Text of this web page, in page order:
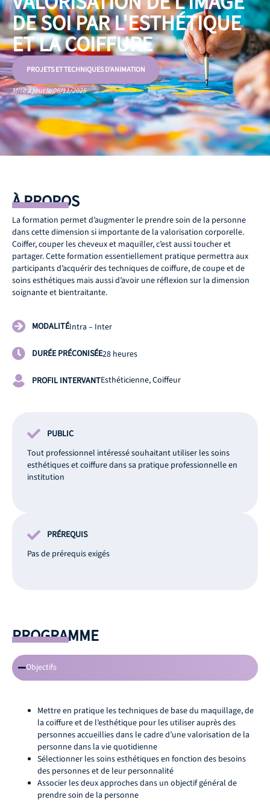
DE SOI PAR L'ESTHÉTIQUE
ET LA COIFFURE
PROJETS ET TECHNIQUES D'ANIMATION
Mise à jour le 06/11/2025
À PROPOS
La formation permet d’augmenter le prendre soin de la personne
dans cette dimension si importante de la valorisation corporelle.
Coiffer, couper les cheveux et maquiller, c’est aussi toucher et
partager. Cette formation essentiellement pratique permettra aux
participants d’acquérir des techniques de coiffure, de coupe et de
soins esthétiques mais aussi d’avoir une réflexion sur la dimension
soignante et bientraitante.
MODALITÉIntra – Inter
DURÉE PRÉCONISÉE28 heures
PROFIL INTERVANTEsthéticienne, Coiffeur
PUBLIC
Tout professionnel intéressé souhaitant utiliser les soins
esthétiques et coiffure dans sa pratique professionnelle en
institution
PRÉREQUIS
Pas de prérequis exigés
PROGRAMME
Objectifs
Mettre en pratique les techniques de base du maquillage, de
la coiffure et de l’esthétique pour les utiliser auprès des
personnes accueillies dans le cadre d’une valorisation de la
personne dans la vie quotidienne
Sélectionner les soins esthétiques en fonction des besoins
des personnes et de leur personnalité
Associer les deux approches dans un objectif général de
prendre soin de la personne